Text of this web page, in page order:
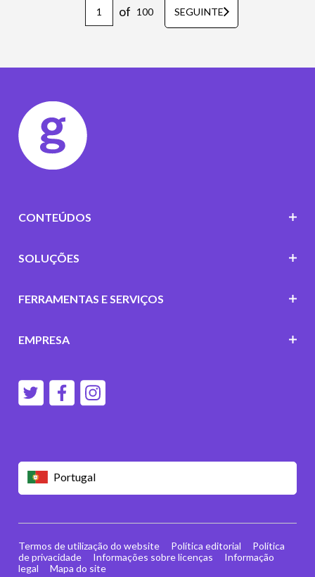
of 100 SEGUINTE
Portugal
CONTEÚDOS
SOLUÇÕES
FERRAMENTAS E SERVIÇOS
EMPRESA
Termos de utilização do website Política editorial
Política
de privacidade
Informações sobre licenças
Informação
legal
Mapa do site